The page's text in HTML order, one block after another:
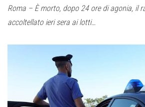
Roma – È morto, dopo 24 ore di agonia, il
accoltellato ieri sera ai lotti…